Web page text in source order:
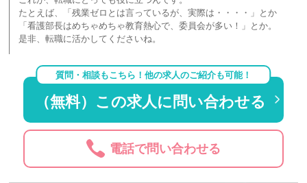
たとえば、「残業ゼロとは言っているが、実際は・・・・」とか
「看護部長はめちゃめちゃ教育熱心で、委員会が多い！」とか。
是非、転職に活かしてくださいね。
質問・相談もこちら！他の求人のご紹介も可能！
（無料）この求人に問い合わせる
電話で問い合わせる